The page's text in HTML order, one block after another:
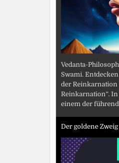
Vedanta-
Swami.
der Reinkarnation
Reinkarnation“.
einem der
Der goldene Zweig